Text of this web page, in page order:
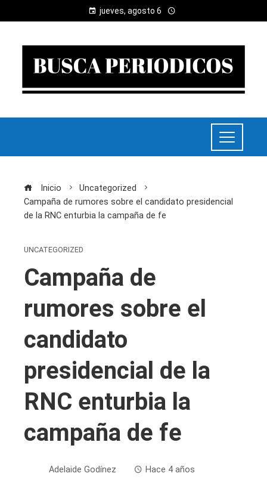
jueves, agosto 6
Inicio
Uncategorized
Campaña de rumores sobre el candidato presidencial
de la RNC enturbia la campaña de fe
UNCATEGORIZED
Campaña de
rumores sobre el
candidato
presidencial de la
RNC enturbia la
campaña de fe
Adelaide Godínez Hace 4 años